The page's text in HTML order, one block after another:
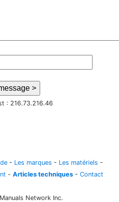
: 216.73.216.46
- Les marques - Les matériels -
- Articles techniques - Contact
Network Inc.